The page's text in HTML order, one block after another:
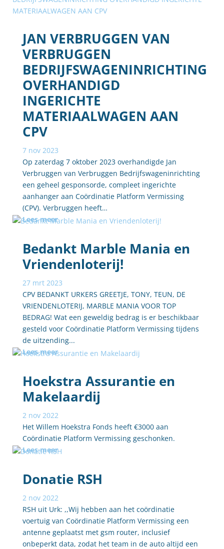
JAN VERBRUGGEN VAN
VERBRUGGEN
BEDRIJFSWAGENINRICHTING
OVERHANDIGD
INGERICHTE
MATERIAALWAGEN AAN
CPV
7 nov 2023
Op zaterdag 7 oktober 2023 overhandigde Jan
Verbruggen van Verbruggen Bedrijfswageninrichting
een geheel gesponsorde, compleet ingerichte
aanhanger aan Coördinatie Platform Vermissing
(CPV). Verbruggen heeft…
Lees meer
Bedankt Marble Mania en
Vriendenloterij!
27 mrt 2023
CPV BEDANKT URKERS GREETJE, TONY, TEUN, DE
VRIENDENLOTERIJ, MARBLE MANIA VOOR TOP
BEDRAG! Wat een geweldig bedrag is er beschikbaar
gesteld voor Coördinatie Platform Vermissing tijdens
de uitzending...
Lees meer
Hoekstra Assurantie en
Makelaardij
2 nov 2022
Het Willem Hoekstra Fonds heeft €3000 aan
Coördinatie Platform Vermissing geschonken.
Lees meer
Donatie RSH
2 nov 2022
RSH uit Urk: ,,Wij hebben aan het coördinatie
voertuig van Coördinatie Platform Vermissing een
antenne geplaatst met gsm router, inclusief
onbeperkt data, zodat het team in de auto altijd een